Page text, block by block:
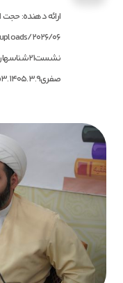
صفری1405.3.9.mp3"][/audio]